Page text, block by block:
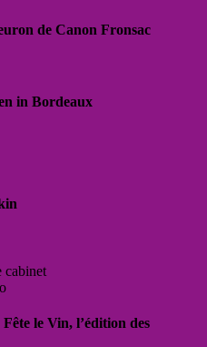
de Canon Fronsac
in Bordeaux
cabinet
le Vin, l’édition des